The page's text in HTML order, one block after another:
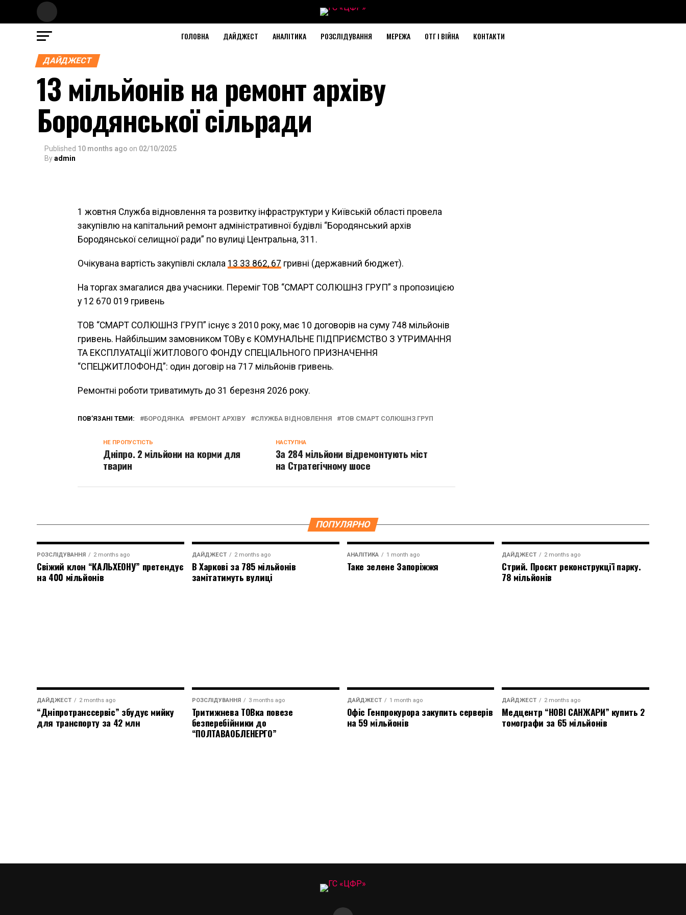
ГОЛОВНА ДАЙДЖЕСТ АНАЛІТИКА РОЗСЛІДУВАННЯ МЕРЕЖА ОТГ І ВІЙНА КОНТАКТИ
ДАЙДЖЕСТ
13 мільйонів на ремонт архіву
Бородянської сільради
Published 10 months ago on 02/10/2025
Byadmin
1 жовтня Служба відновлення та розвитку інфраструктури у Київській області провела
закупівлю на капітальний ремонт адміністративної будівлі “Бородянський архів
Бородянської селищної ради” по вулиці Центральна, 311.
Очікувана вартість закупівлі склала 13 33 862, 67 гривні (державний бюджет).
На торгах змагалися два учасники. Переміг ТОВ “СМАРТ СОЛЮШНЗ ГРУП” з пропозицією
у 12 670 019 гривень
ТОВ “СМАРТ СОЛЮШНЗ ГРУП” існує з 2010 року, має 10 договорів на суму 748 мільйонів
гривень. Найбільшим замовником ТОВу є КОМУНАЛЬНЕ ПІДПРИЄМСТВО З УТРИМАННЯ
ТА ЕКСПЛУАТАЦІЇ ЖИТЛОВОГО ФОНДУ СПЕЦІАЛЬНОГО ПРИЗНАЧЕННЯ
“СПЕЦЖИТЛОФОНД”: один договір на 717 мільйонів гривень.
Ремонтні роботи триватимуть до 31 березня 2026 року.
ПОВ’ЯЗАНІ ТЕМИ: БОРОДЯНКА РЕМОНТ АРХІВУ СЛУЖБА ВІДНОВЛЕННЯ ТОВ СМАРТ СОЛЮШНЗ ГРУП
НАСТУПНА
За 284 мільйони відремонтують міст
на Стратегічному шосе
НЕ ПРОПУСТІСТЬ
Дніпро. 2 мільйони на корми для
тварин
ПОПУЛЯРНО
РОЗСЛІДУВАННЯ 2 months ago
Свіжий клон “КАЛЬХЕОНУ” претендує
на 400 мільйонів
ДАЙДЖЕСТ 2 months ago
В Харкові за 785 мільйонів
замітатимуть вулиці
АНАЛІТИКА 1 month ago
Таке зелене Запоріжжя
ДАЙДЖЕСТ 2 months ago
Стрий. Проєкт реконструкції парку.
78 мільйонів
ДАЙДЖЕСТ 2 months ago
“Дніпротранссервіс” збудує мийку
для транспорту за 42 млн
РОЗСЛІДУВАННЯ 3 months ago
Тритижнева ТОВка повезе
безперебійники до
“ПОЛТАВАОБЛЕНЕРГО”
ДАЙДЖЕСТ 1 month ago
Офіс Генпрокурора закупить серверів
на 59 мільйонів
ДАЙДЖЕСТ 2 months ago
Медцентр “НОВІ САНЖАРИ” купить 2
томографи за 65 мільйонів